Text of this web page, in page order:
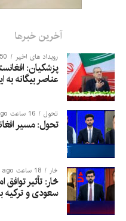
آخرین خبرها
رویداد های اخیر 50 minutes ago
پزشکیان:
عناصر بیگانه به
تحول 16 ساعت ago
تحول: مسیر
څار 18 ساعت ago
څار: تأثیر
سعودی و ترکیه